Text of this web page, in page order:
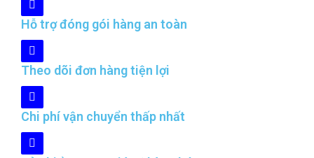
Hỗ trợ đóng gói hàng an toàn
Theo dõi đơn hàng tiện lợi
Chi phí vận chuyển thấp nhất